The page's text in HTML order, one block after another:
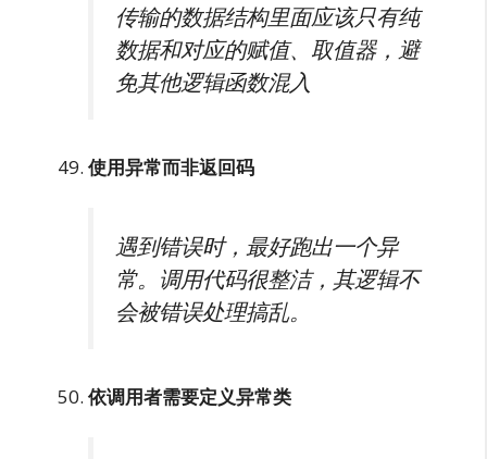
传输的数据结构里面应该只有纯
数据和对应的赋值、取值器，避
免其他逻辑函数混入
使用异常而非返回码
遇到错误时，最好跑出一个异
常。调用代码很整洁，其逻辑不
会被错误处理搞乱。
依调用者需要定义异常类